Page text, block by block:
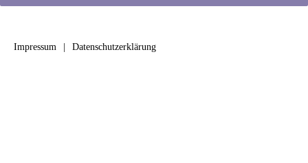
Impressum Datenschutzerklärung